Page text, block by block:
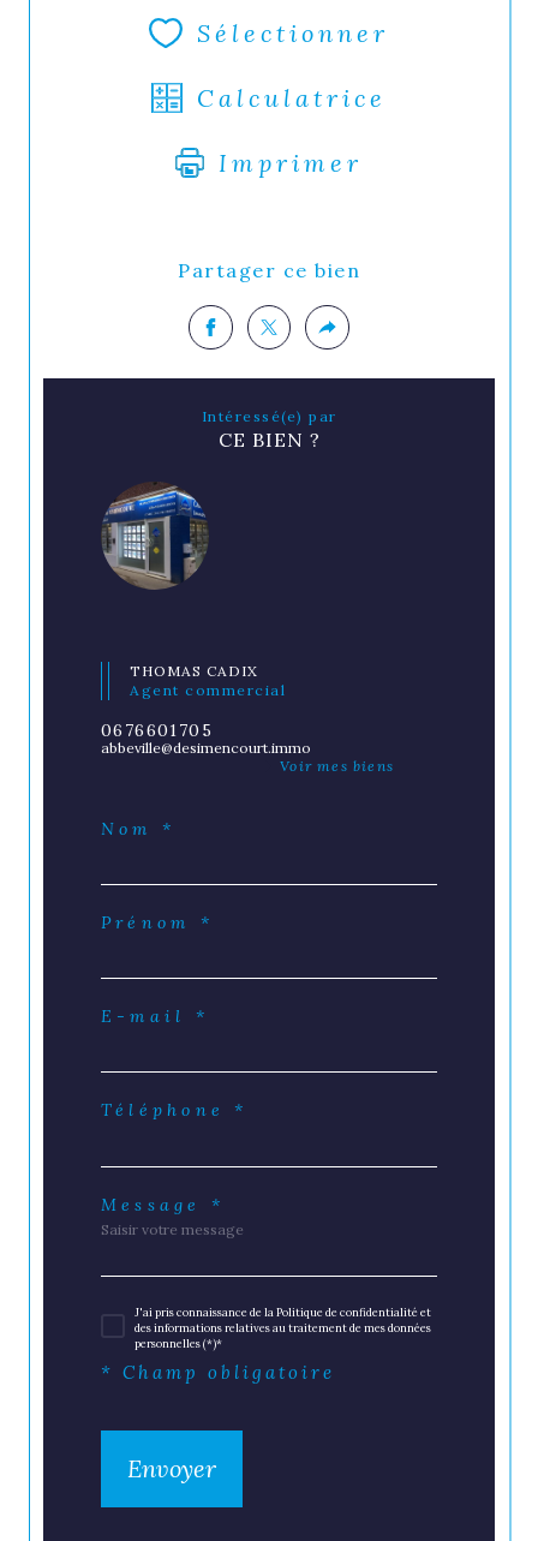
Sélectionner
Calculatrice
Imprimer
Partager ce bien
Intéressé(e) par
CE BIEN ?
THOMAS CADIX
Agent commercial
0676601705
abbeville@desimencourt.immo
Voir mes biens
Nom *
Prénom *
E-mail *
Téléphone *
Message *
J'ai pris connaissance de la Politique de confidentialité et
des informations relatives au traitement de mes données
personnelles (*)*
* Champ obligatoire
Envoyer